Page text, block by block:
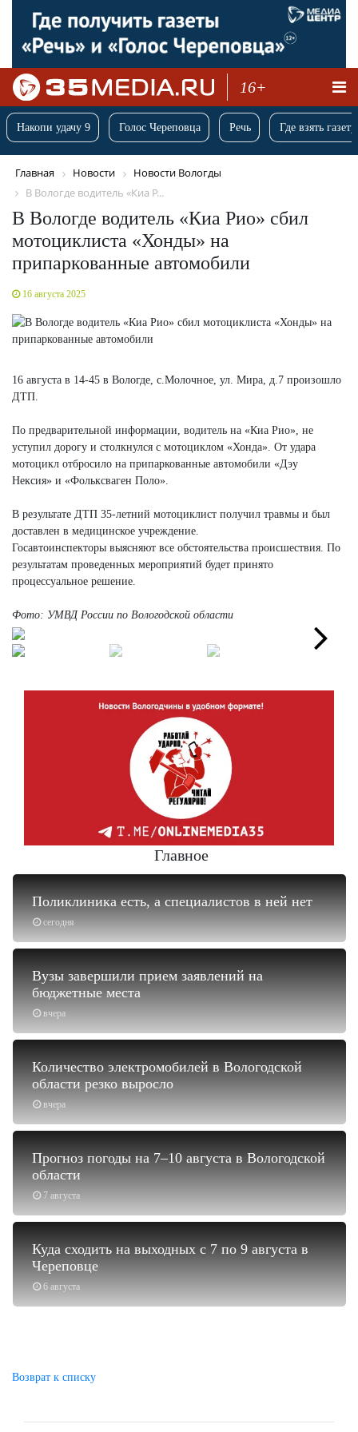
16+
Накопи удачу 9 Голос Череповца Речь Где взять
Главная Новости
Новости Вологды
В Вологде водитель «Киа Р...
В Вологде водитель «Киа Рио» сбил
мотоциклиста «Хонды» на
припаркованные автомобили
16 августа 2025
16 августа в 14-45 в Вологде, с.Молочное, ул. Мира, д.7 произошло
ДТП.
По предварительной информации, водитель на «Киа Рио», не
уступил дорогу и столкнулся с мотоциклом «Хонда». От удара
мотоцикл отбросило на припаркованные автомобили «Дэу
Нексия» и «Фольксваген Поло».
В результате ДТП 35-летний мотоциклист получил травмы и был
доставлен в медицинское учреждение.
Госавтоинспекторы выясняют все обстоятельства происшествия. По
результатам проведенных мероприятий будет принято
процессуальное решение.
Фото: УМВД России по Вологодской области
Главное
сегодня
Поликлиника есть, а специалистов в ней нет
вчера
Вузы завершили прием заявлений на
бюджетные места
вчера
Количество электромобилей в Вологодской
области резко выросло
7 августа
Прогноз погоды на 7–10 августа в Вологодской
области
6 августа
Куда сходить на выходных с 7 по 9 августа в
Череповце
Возврат к списку